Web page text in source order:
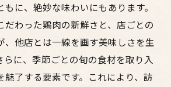
に、絶妙な味わいにもあります。
だわった鶏肉の新鮮さと、店ごとの
、他店とは一線を画す美味しさを生
らに、季節ごとの旬の食材を取り入
魅了する要素です。これにより、訪